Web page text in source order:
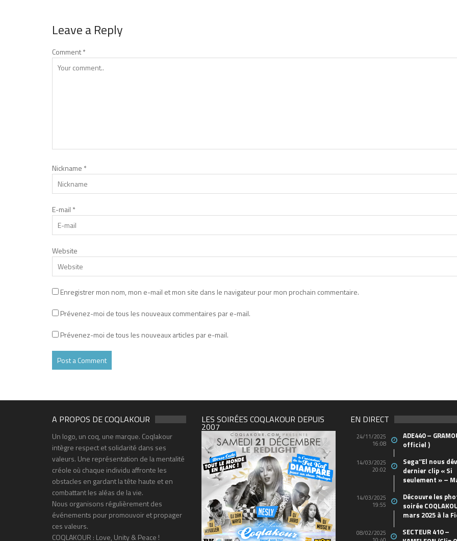
Leave a Reply
Comment*
Nickname *
E-mail *
Website
Enregistrer mon nom, mon e-mail et mon site dans le navigateur pour mon prochain commentaire.
Prévenez-moi de tous les nouveaux commentaires par e-mail.
Prévenez-moi de tous les nouveaux articles par e-mail.
A PROPOS DE COQLAKOUR
Un logo, un coq, une marque. Coqlakour
intègre respect et solidarité dans ses
valeurs. Une représentation de la mentalité
créole où chaque individu affronte les
obstacles en gardant la tête haute et en
combattant les aléas de la vie.
Nous organisons régulièrement des
événements pour promouvoir et propager
ces valeurs.
COQLAKOUR : Love, Unity & Peace !
LES SOIRÉES COQLAKOUR DEPUIS
2007
EN DIRECT
24/11/2025
16:08
ADE440 –
officiel )
14/03/2025
20:02
Sega’’El nous
dernier clip « Si
seulement » –
14/03/2025
19:55
Découvre les
soirée
mars 2025 à la
08/02/2025
SECTEUR 410 –